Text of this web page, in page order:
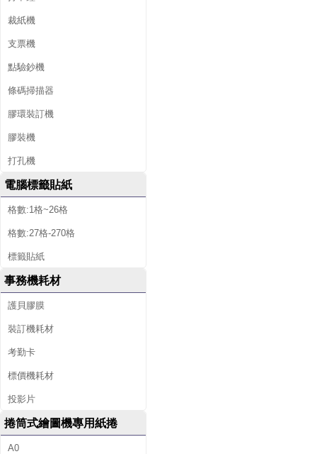
裁紙機
支票機
點驗鈔機
條碼掃描器
膠環裝訂機
膠裝機
打孔機
電腦標籤貼紙
格數:1格~26格
格數:27格-270格
標籤貼紙
事務機耗材
護貝膠膜
裝訂機耗材
考勤卡
標價機耗材
投影片
捲筒式繪圖機專用紙捲
A0